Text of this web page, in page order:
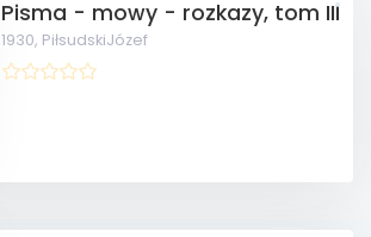
Pisma - mowy - rozkazy, tom III
1930, PiłsudskiJózef